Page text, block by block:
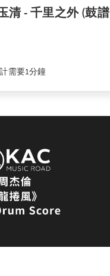
清 - 千里之外 (鼓譜
需要1分鐘